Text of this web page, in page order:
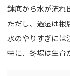
鉢底から水が流れ
ただし、過湿は根
水のやりすぎには
特に、冬場は生育